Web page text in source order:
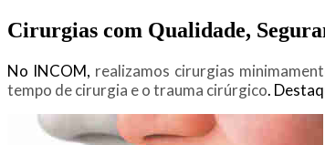
Cirurgias com Qualidade,
No INCOM, realizamos cirurgias
tempo de cirurgia e o trauma cirúrgico.